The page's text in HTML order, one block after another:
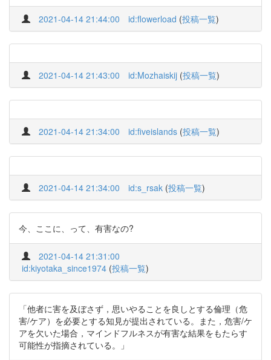
2021-04-14 21:44:00 id:flowerload (投稿一覧)
2021-04-14 21:43:00 id:Mozhaiskij (投稿一覧)
2021-04-14 21:34:00 id:fiveislands (投稿一覧)
2021-04-14 21:34:00 id:s_rsak (投稿一覧)
今、ここに、って、有害なの?
2021-04-14 21:31:00
id:kiyotaka_since1974 (投稿一覧)
「他者に害を及ぼさず，思いやることを良しとする倫理（危
害/ケア）を必要とする知見が提出されている。また，危害/ケ
アを欠いた場合，マインドフルネスが有害な結果をもたらす
可能性が指摘されている。」